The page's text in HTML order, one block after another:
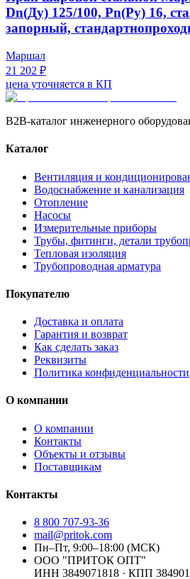
Dn(Ду) 125/100, Рn(Ру) 16,
запорный,
Маршал
21 202 ₽
цена уточняется в КП
B2B-каталог инженерного
Каталог
Вентиляция и
Водоснабжение и канализация
Отопление
Насосы
Измерительные приборы
Трубы, фитинги, детали
Тепловая изоляция
Трубопроводная арматура
Покупателю
Доставка и оплата
Гарантия и возврат
Как сделать заказ
Реквизиты
Политика конфиденциальности
О компании
О компании
Контакты
Объекты и отзывы
Поставщикам
Контакты
8 800 707-93-36
mail@pritok.com
Пн–Пт, 9:00–18:00 (МСК)
ООО "ПРИТОК ОПТ"
ИНН 3849071818 · КПП